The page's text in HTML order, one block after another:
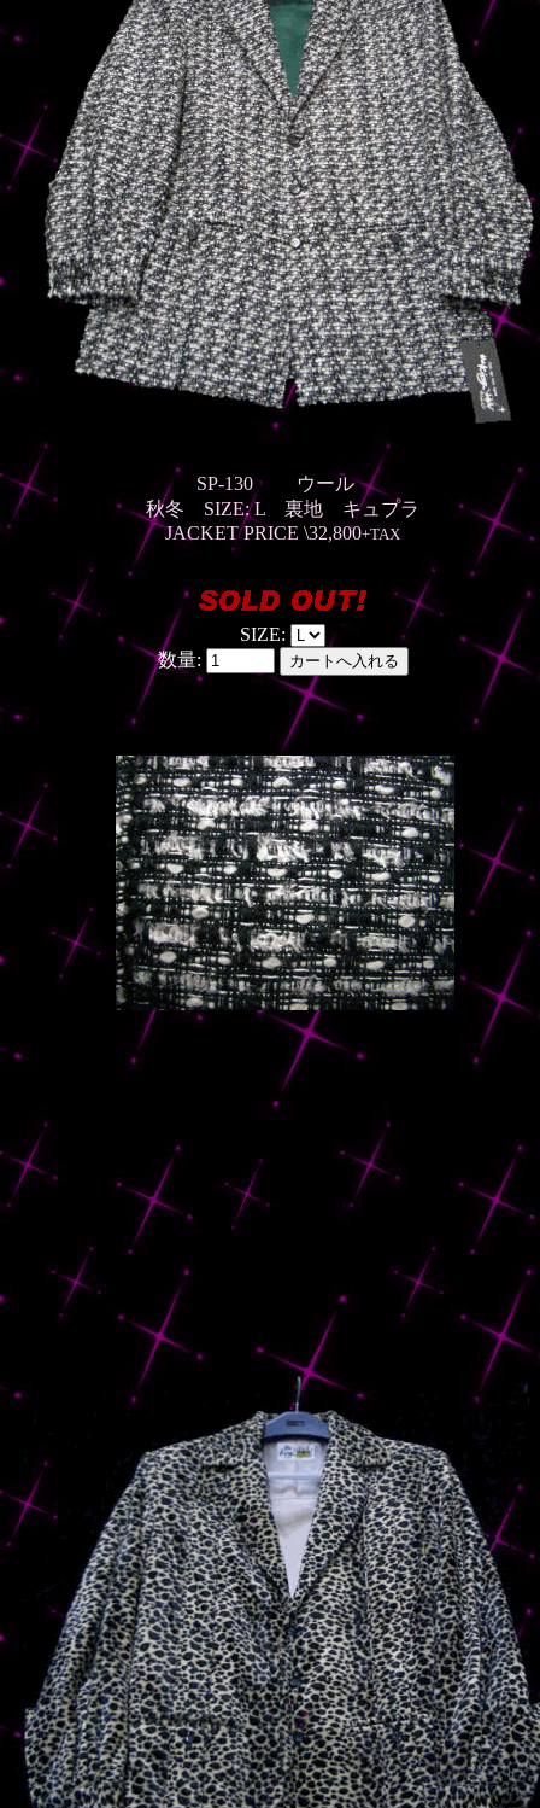
SP-130 ウール
秋冬 SIZE: L 裏地 キュプラ
JACKET PRICE \32,800+TAX
SIZE:
数量: